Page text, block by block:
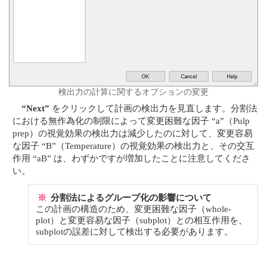
検出力の計算に関するオプションの変更
“Next” をクリックして計画の検出力を見直します。分割法
における無作為化の制限によって変更困難な因子 “a”（Pulp
prep）の視覚効果の検出力は減少したのに対して、変更容易
な因子 “B”（Temperature）の視覚効果の検出力と、その交互
作用 “aB” は、わずかですが増加したことに注意してくださ
い。
※ 分割法によるグループ化の影響について
この計画の構造のため、変更困難な因子（whole-
plot）と変更容易な因子（subplot）との相互作用を、
subplotの誤差に対して検出する必要があります。